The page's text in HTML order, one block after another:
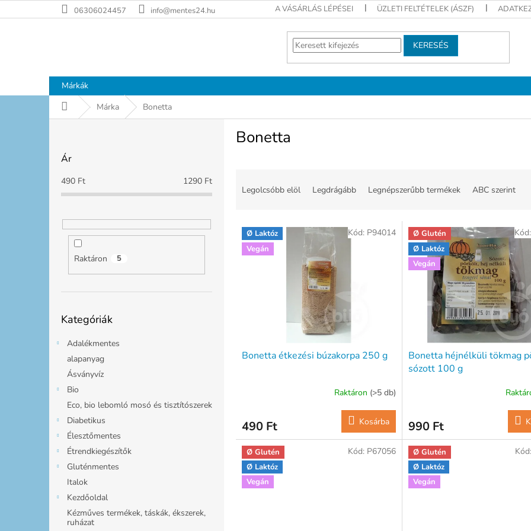
a
06306024457 info@mentes24.hu A VÁSÁRLÁS LÉPÉSEI ÜZLETI FELTÉTELEK (ÁSZF)
KERESÉS
Márkák
KezdőlapMárka Bonetta
Ár
490 Ft 1290 Ft
Raktáron 5
átugrása
Kategóriák
Adalékmentes
alapanyag
Ásványvíz
Bio
Eco, bio lebomló mosó és tisztítószerek
Diabetikus
Élesztőmentes
Étrendkiegészítők
Gluténmentes
Italok
Kezdőoldal
Kézműves termékek, táskák, ékszerek,
ruházat
Bonetta
Legolcsóbb elöl Legdrágább Legnépszerűbb termékek ABC szerint
T Ø Laktóz
Vegán
Bonetta étkezési búzakorpa 250 g
Raktáron (>5 db)
490 Ft Kosárba
Kód: P94014
Ø Glutén
Ø Laktóz
Vegán
Bonetta héjnélküli tökmag
sózott 100 g
990 Ft
Kód:
Ø Glutén
Ø Laktóz
Vegán
Kód: P67056
Ø Glutén
Ø Laktóz
Vegán
Kód: